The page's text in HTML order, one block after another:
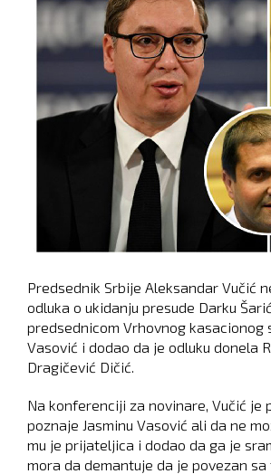
Predsednik Srbije Aleksandar Vučić
odluka o ukidanju presude Darku
predsednicom Vrhovnog kasacionog
Vasović i dodao da je odluku donela
Dragičević Dičić.
Na konferenciji za novinare, Vučić je
poznaje Jasminu Vasović ali da ne
mu je prijateljica i dodao da ga je
mora da demantuje da je povezan sa